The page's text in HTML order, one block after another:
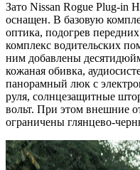
Зато Nissan Rogue Plug-in
оснащен. В базовую
оптика, подогрев
комплекс водительских
ним добавлены
кожаная обивка,
панорамный люк с
руля, солнцезащитные
вольт. При этом внешние
ограничены глянцево-